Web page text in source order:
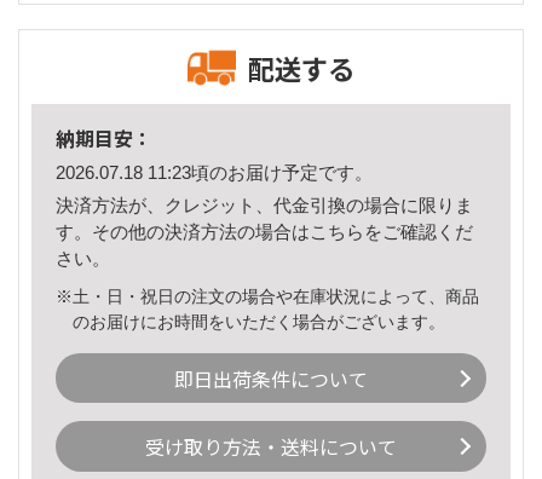
配送する
納期目安：
2026.07.18 11:23頃のお届け予定です。
決済方法が、クレジット、代金引換の場合に限りま
す。その他の決済方法の場合はこちら をご確認くだ
さい。
※土・日・祝日の注文の場合や在庫状況によって、商品
のお届けにお時間をいただく場合がございます。
即日出荷条件について
受け取り方法・送料について